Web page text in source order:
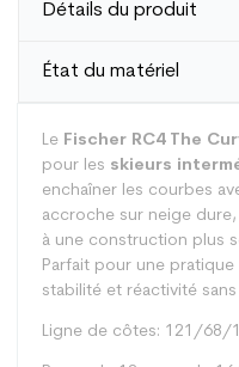
Détails du produit
État du matériel
Le Fischer RC4 The
pour les skieurs
enchaîner les courbes
accroche sur neige
à une construction plus
Parfait pour une
stabilité et réactivité
Ligne de côtes: 121/68/